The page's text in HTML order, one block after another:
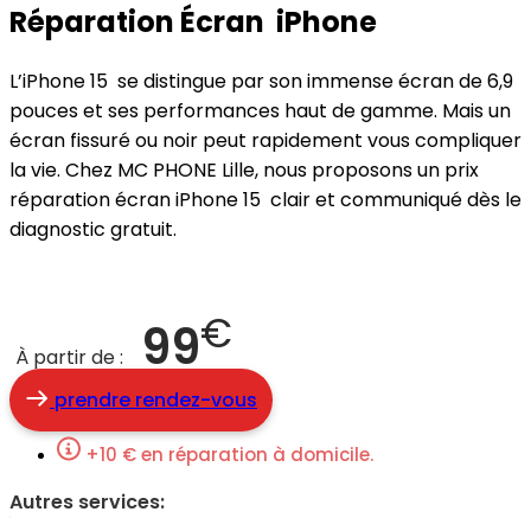
Réparation Écran iPhone
L’iPhone 15 se distingue par son immense écran de 6,9
pouces et ses performances haut de gamme. Mais un
écran fissuré ou noir peut rapidement vous compliquer
la vie. Chez MC PHONE Lille, nous proposons un prix
réparation écran iPhone 15 clair et communiqué dès le
diagnostic gratuit.
À partir de : 99€
prendre rendez-vous
+10 € en réparation à domicile.
Autres services: